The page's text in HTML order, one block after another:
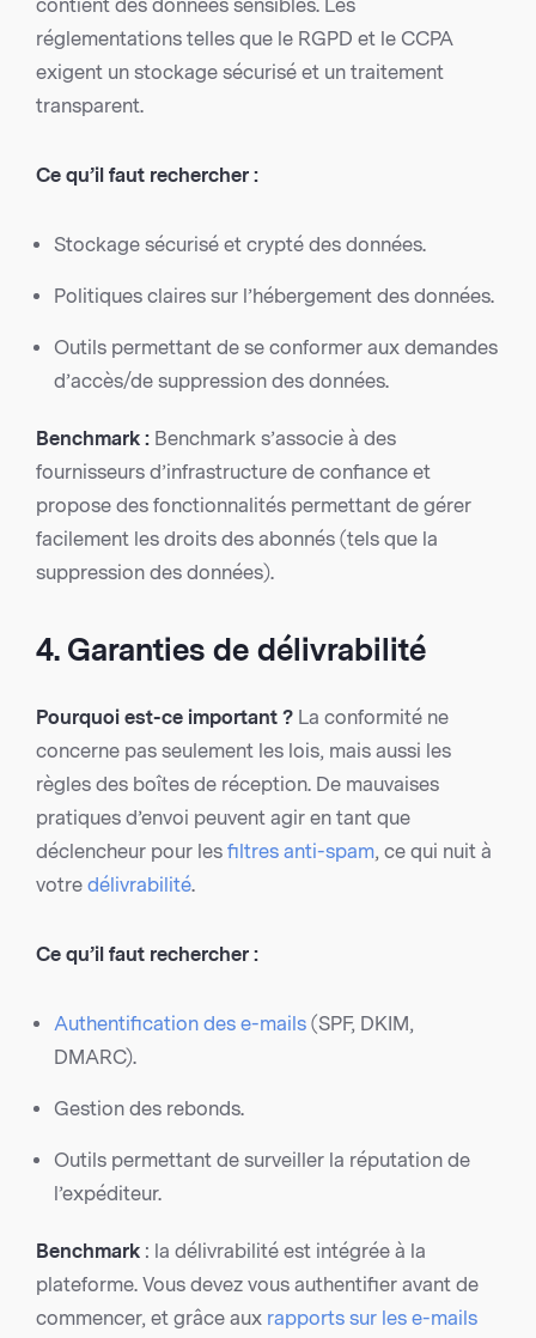
contient des données sensibles. Les
réglementations telles que le RGPD et le CCPA
exigent un stockage sécurisé et un traitement
transparent.
Ce qu’il faut rechercher :
Stockage sécurisé et crypté des données.
Politiques claires sur l’hébergement des données.
Outils permettant de se conformer aux demandes
d’accès/de suppression des données.
Benchmark : Benchmark s’associe à des
fournisseurs d’infrastructure de confiance et
propose des fonctionnalités permettant de gérer
facilement les droits des abonnés (tels que la
suppression des données).
4. Garanties de délivrabilité
Pourquoi est-ce important ? La conformité ne
concerne pas seulement les lois, mais aussi les
règles des boîtes de réception. De mauvaises
pratiques d’envoi peuvent agir en tant que
déclencheur pour les filtres anti-spam, ce qui nuit à
votre délivrabilité.
Ce qu’il faut rechercher :
Authentification des e-mails (SPF, DKIM,
DMARC).
Gestion des rebonds.
Outils permettant de surveiller la réputation de
l’expéditeur.
Benchmark : la délivrabilité est intégrée à la
plateforme. Vous devez vous authentifier avant de
commencer, et grâce aux rapports sur les e-mails